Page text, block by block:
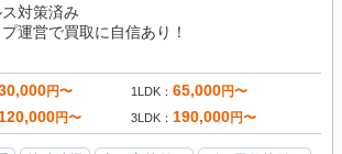
対策済み
運営で買取に自信あり！
円〜 1LDK 65,000円〜
120,000円〜 3LDK 190,000円〜